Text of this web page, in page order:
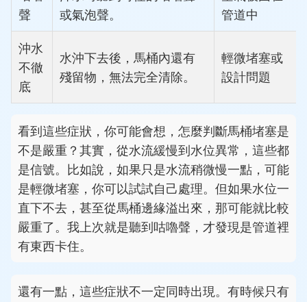
聲
或氣泡聲。
管道中
沖水
不徹
底
水沖下去後，馬桶內還有
殘留物，無法完全清除。
輕微堵塞或
設計問題
看到這些症狀，你可能會想，怎麼判斷馬桶堵塞是
不是嚴重？其實，從水流緩慢到水位異常，這些都
是信號。比如說，如果只是水流稍微慢一點，可能
是輕微堵塞，你可以試試自己處理。但如果水位一
直下不去，甚至從馬桶邊緣溢出來，那可能就比較
嚴重了。我上次就是聽到咕嚕聲，才發現是管道裡
有東西卡住。
還有一點，這些症狀不一定同時出現。有時候只有